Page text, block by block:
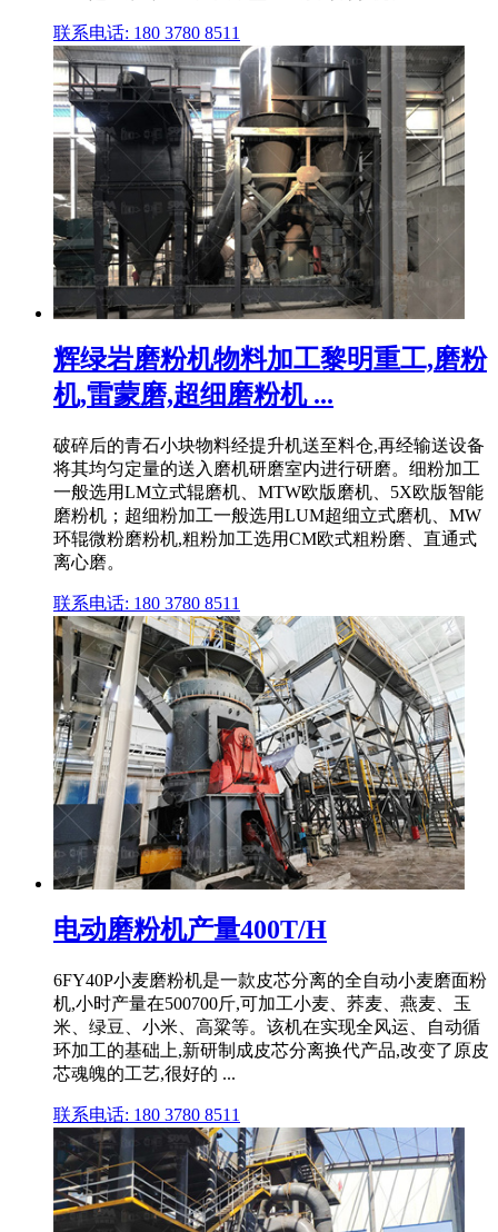
联系电话: 180 3780 8511
辉绿岩磨粉机物料加工黎明重工,磨粉
机,雷蒙磨,超细磨粉机 ...
破碎后的青石小块物料经提升机送至料仓,再经输送设备
将其均匀定量的送入磨机研磨室内进行研磨。细粉加工
一般选用LM立式辊磨机、MTW欧版磨机、5X欧版智能
磨粉机；超细粉加工一般选用LUM超细立式磨机、MW
环辊微粉磨粉机,粗粉加工选用CM欧式粗粉磨、直通式
离心磨。
联系电话: 180 3780 8511
电动磨粉机产量400T/H
6FY40P小麦磨粉机是一款皮芯分离的全自动小麦磨面粉
机,小时产量在500700斤,可加工小麦、荞麦、燕麦、玉
米、绿豆、小米、高粱等。该机在实现全风运、自动循
环加工的基础上,新研制成皮芯分离换代产品,改变了原皮
芯魂魄的工艺,很好的 ...
联系电话: 180 3780 8511